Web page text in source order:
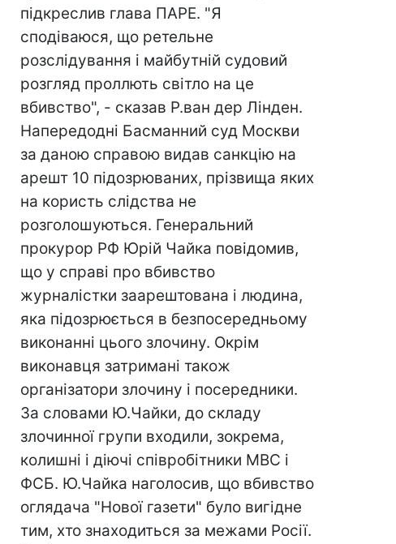
підкреслив глава ПАРЕ. "Я
сподіваюся, що ретельне
розслідування і майбутній судовий
розгляд проллють світло на це
вбивство", - сказав Р.ван дер Лінден.
Напередодні Басманний суд Москви
за даною справою видав санкцію на
арешт 10 підозрюваних, прізвища яких
на користь слідства не
розголошуються. Генеральний
прокурор РФ Юрій Чайка повідомив,
що у справі про вбивство
журналістки заарештована і людина,
яка підозрюється в безпосередньому
виконанні цього злочину. Окрім
виконавця затримані також
організатори злочину і посередники.
За словами Ю.Чайки, до складу
злочинної групи входили, зокрема,
колишні і діючі співробітники МВС і
ФСБ. Ю.Чайка наголосив, що вбивство
оглядача "Нової газети" було вигідне
тим, хто знаходиться за межами Росії.